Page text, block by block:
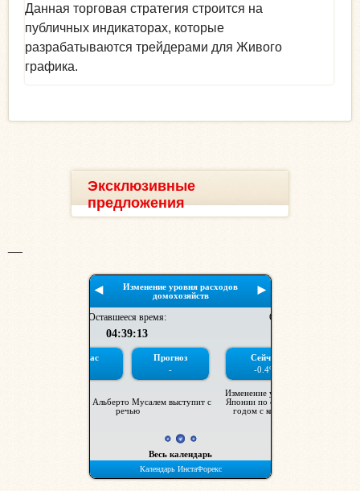
Данная торговая стратегия строится на
публичных индикаторах, которые
разрабатываются трейдерами для Живого
графика.
Эксклюзивные
предложения